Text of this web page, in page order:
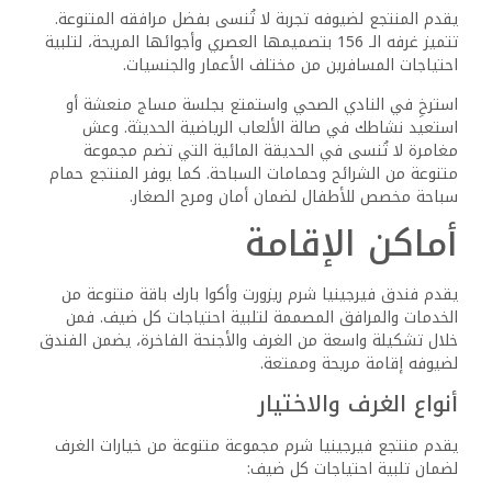
يقدم المنتجع لضيوفه تجربة لا تُنسى بفضل مرافقه المتنوعة.
تتميز غرفه الـ 156 بتصميمها العصري وأجوائها المريحة، لتلبية
احتياجات المسافرين من مختلف الأعمار والجنسيات.
استرخِ في النادي الصحي واستمتع بجلسة مساج منعشة أو
استعيد نشاطك في صالة الألعاب الرياضية الحديثة. وعش
مغامرة لا تُنسى في الحديقة المائية التي تضم مجموعة
متنوعة من الشرائح وحمامات السباحة. كما يوفر المنتجع حمام
سباحة مخصص للأطفال لضمان أمان ومرح الصغار.
أماكن الإقامة
يقدم فندق فيرجينيا شرم ريزورت وأكوا بارك باقة متنوعة من
الخدمات والمرافق المصممة لتلبية احتياجات كل ضيف. فمن
خلال تشكيلة واسعة من الغرف والأجنحة الفاخرة، يضمن الفندق
لضيوفه إقامة مريحة وممتعة.
أنواع الغرف والاختيار
يقدم منتجع فيرجينيا شرم مجموعة متنوعة من خيارات الغرف
لضمان تلبية احتياجات كل ضيف: